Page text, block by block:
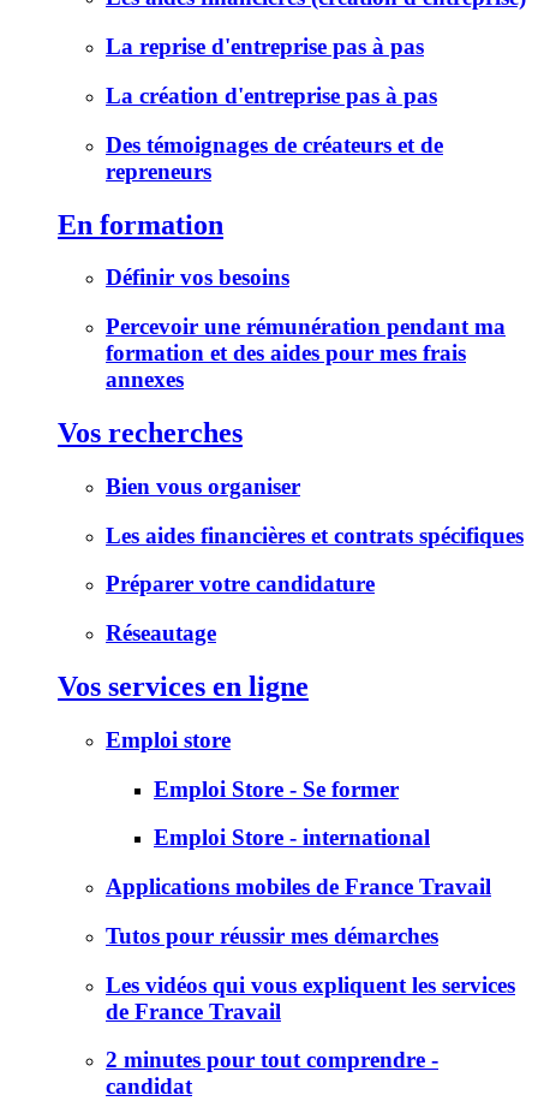
La reprise d'entreprise pas à pas
La création d'entreprise pas à pas
Des témoignages de créateurs et de
repreneurs
En formation
Définir vos besoins
Percevoir une rémunération pendant ma
formation et des aides pour mes frais
annexes
Vos recherches
Bien vous organiser
Les aides financières et contrats spécifiques
Préparer votre candidature
Réseautage
Vos services en ligne
Emploi store
Emploi Store - Se former
Emploi Store - international
Applications mobiles de France Travail
Tutos pour réussir mes démarches
Les vidéos qui vous expliquent les services
de France Travail
2 minutes pour tout comprendre -
candidat